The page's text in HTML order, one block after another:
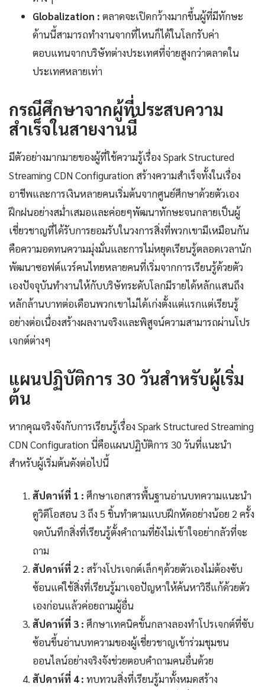
Globalization : ตลาดจะเปิดกว้างมากขึ้นผู้ที่มีทักษะ
ด้านนี้สามารถทำงานจากที่ไหนก็ได้ในโลกรับค่า
ตอบแทนจากบริษัทต่างประเทศที่จ่ายสูงกว่าตลาดใน
ประเทศหลายเท่า
กรณีศึกษาจากผู้ที่ประสบความ
สำเร็จในสายงานนี้
มีตัวอย่างมากมายของผู้ที่ใช้ความรู้เรื่อง Spark Structured
Streaming CDN Configuration สร้างความสำเร็จทั้งในเรื่อง
อาชีพและการเงินหลายคนเริ่มต้นจากศูนย์ศึกษาด้วยตัวเอง
ฝึกฝนอย่างสม่ำเสมอและค่อยๆพัฒนาทักษะจนกลายเป็นผู้
เชี่ยวชาญที่ได้รับการยอมรับในวงการสิ่งที่พวกเขามีเหมือนกัน
คือความอดทนความมุ่งมั่นและการไม่หยุดเรียนรู้ตลอดเวลานัก
พัฒนาซอฟต์แวร์คนไทยหลายคนที่เริ่มจากการเรียนรู้ด้วยตัว
เองปัจจุบันทำงานให้กับบริษัทระดับโลกมีรายได้หลักแสนถึง
หลักล้านบาทต่อเดือนพวกเขาไม่ได้เก่งตั้งแต่แรกแต่เรียนรู้
อย่างต่อเนื่องสร้างผลงานจริงและพิสูจน์ความสามารถผ่านโปร
เจกต์ต่างๆ
แผนปฏิบัติการ 30 วันสำหรับผู้เริ่ม
ต้น
หากคุณจริงจังกับการเรียนรู้เรื่อง Spark Structured Streaming
CDN Configuration นี่คือแผนปฏิบัติการ 30 วันที่แนะนำ
สำหรับผู้เริ่มต้นดังต่อไปนี้
สัปดาห์ที่ 1 : ศึกษาเอกสารพื้นฐานอ่านบทความแนะนำ
ดูวิดีโอสอน 3 ถึง 5 ชิ้นทำตามแบบฝึกหัดอย่างน้อย 2 ครั้ง
จดบันทึกสิ่งที่เรียนรู้ตั้งคำถามที่ยังไม่เข้าใจอย่ากลัวที่จะ
ถาม
สัปดาห์ที่ 2 : สร้างโปรเจกต์เล็กๆด้วยตัวเองไม่ต้องซับ
ซ้อนแค่ใช้สิ่งที่เรียนรู้มาเจอปัญหาให้ค้นหาวิธีแก้ด้วยตัว
เองก่อนแล้วค่อยถามผู้อื่น
สัปดาห์ที่ 3 : ศึกษาเทคนิคขั้นกลางลองทำโปรเจกต์ที่ซับ
ซ้อนขึ้นอ่านบทความของผู้เชี่ยวชาญเข้าร่วมชุมชน
ออนไลน์อย่างจริงจังช่วยตอบคำถามคนอื่นด้วย
สัปดาห์ที่ 4 : ทบทวนสิ่งที่เรียนรู้มาทั้งหมดสร้าง